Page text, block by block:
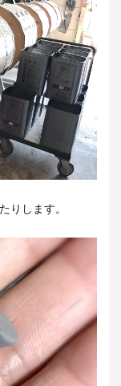
りします。